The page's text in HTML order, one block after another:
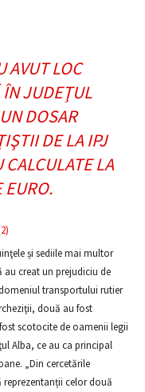
AVUT LOC
ÎN JUDEŢUL
DOSAR
DE LA IPJ
LA
EURO.
și sediile mai multor
au creat un prejudiciu de
transportului rutier
două au fost
scotocite de oamenii legii
Alba, ce au ca principal
„Din cercetările
celor două